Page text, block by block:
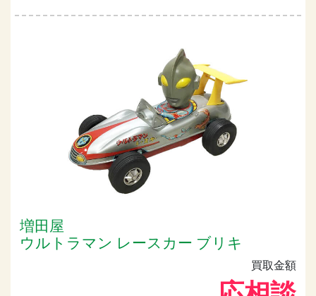
増田屋
ウルトラマン レースカー ブリキ
買取金額